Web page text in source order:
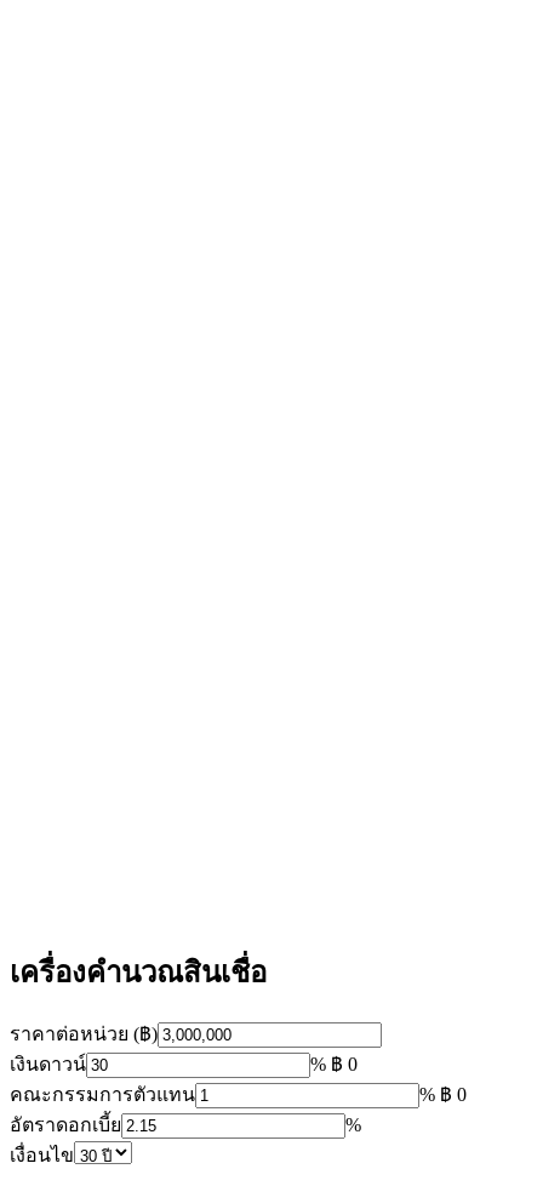
เครื่องคำนวณสินเชื่อ
ราคาต่อหน่วย (฿)
เงินดาวน์
% ฿ 0
คณะกรรมการตัวแทน
% ฿ 0
อัตราดอกเบี้ย
%
เงื่อนไข